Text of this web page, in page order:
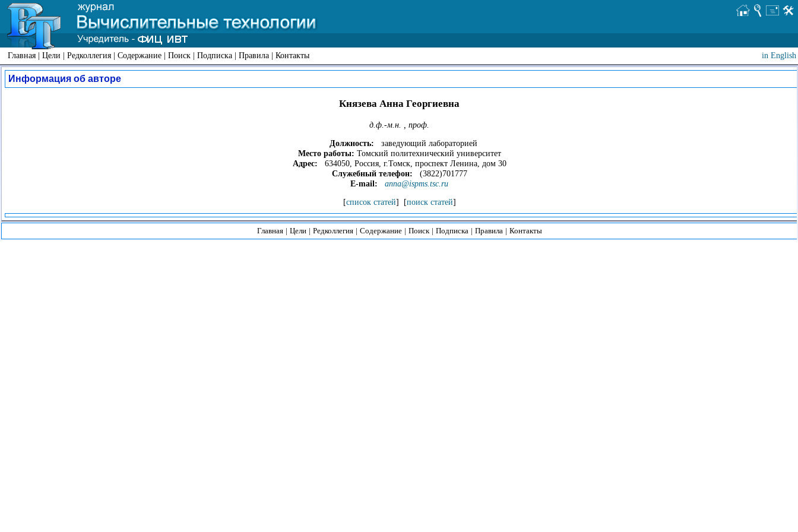
Главная | Цели | Редколлегия | Содержание | Поиск | Подписка | Правила | Контакты in English
Информация об авторе
Князева Анна Георгиевна
д.ф.-м.н. , проф.
Должность: заведующий лабораторией
Место работы: Томский политехнический университет
Адрес: 634050, Россия, г.Томск, проспект Ленина, дом 30
Служебный телефон: (3822)701777
E-mail:
anna@ispms.tsc.ru
[список статей] [поиск статей]
Главная | Цели | Редколлегия | Содержание | Поиск | Подписка | Правила | Контакты